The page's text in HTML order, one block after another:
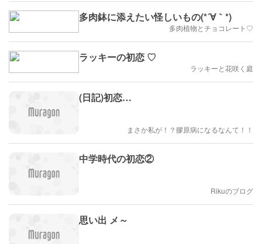
多肉鉢に添えたい怪しいもの(*´∀｀*)
多肉植物とチョコレート♡
ラッキーの初恋 ♡
ラッキーと花咲く庭
(日記)初恋…
まさか私が！？膠原病になるなんて！！
中学時代の初恋②
Rikuのブログ
思い出 メ～